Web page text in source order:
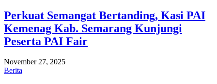
Perkuat Semangat Bertanding, Kasi PAI
Kemenag Kab. Semarang Kunjungi
Peserta PAI Fair
November 27, 2025
Berita